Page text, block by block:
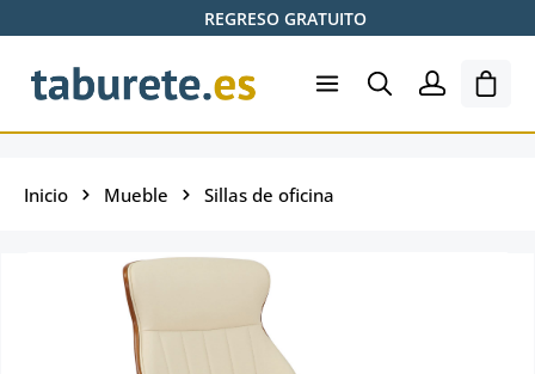
Saltar al contenido principalREGRESO GRATUITO
El
Inicio Mueble Sillas de oficina